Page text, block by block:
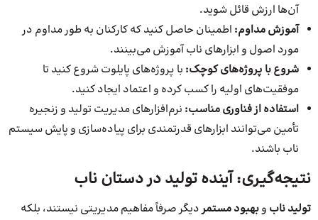
آن‌ها ارزش قائل شوید.
آموزش مداوم: اطمینان حاصل کنید که کارکنان به طور مداوم در
مورد اصول و ابزارهای ناب آموزش می‌بینند.
شروع با پروژه‌های کوچک: با پروژه‌های پایلوت شروع کنید تا
موفقیت‌های اولیه را کسب کرده و اعتماد ایجاد کنید.
استفاده از فناوری مناسب: نرم‌افزارهای مدیریت تولید و زنجیره
تأمین می‌توانند ابزارهای قدرتمندی برای پیاده‌سازی و پایش سیستم
ناب باشند.
نتیجه‌گیری: آینده تولید در دستان ناب
تولید ناب وبهبود مستمردیگر صرفاً مفاهیم مدیریتی نیستند، بلکه